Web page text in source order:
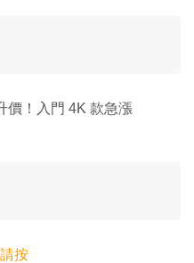
價！入門 4K 款急漲
請按